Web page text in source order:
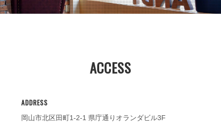
ACCESS
ADDRESS
岡山市北区田町1-2-1 県庁通りオランダビル3F